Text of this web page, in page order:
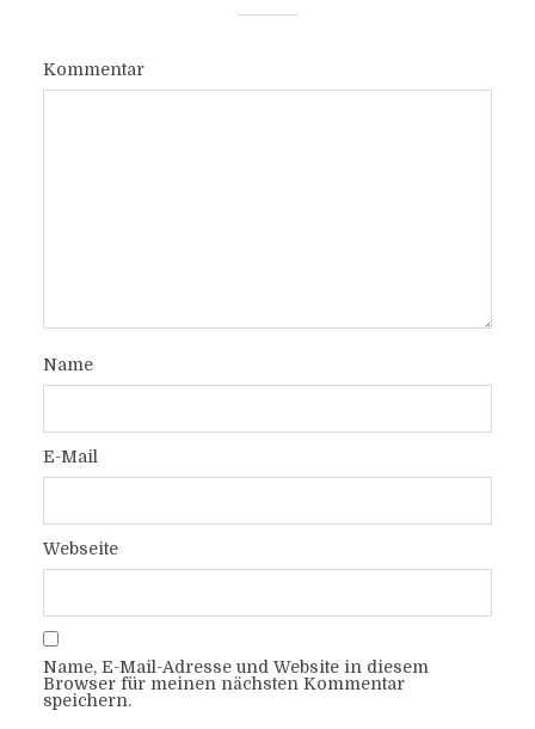
Kommentar
Name
E-Mail
Webseite
Name, E-Mail-Adresse und Website in diesem
Browser für meinen nächsten Kommentar
speichern.